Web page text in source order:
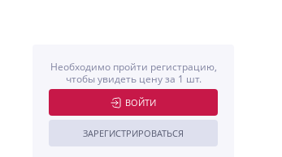
Необходимо пройти регистрацию,
чтобы увидеть цену за 1 шт.
ВОЙТИ
ЗАРЕГИСТРИРОВАТЬСЯ